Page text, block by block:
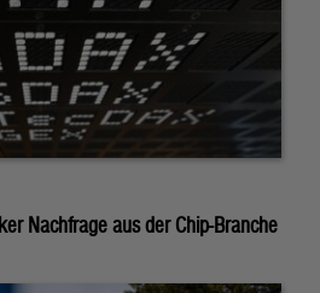
Nachfrage aus der Chip-Branche